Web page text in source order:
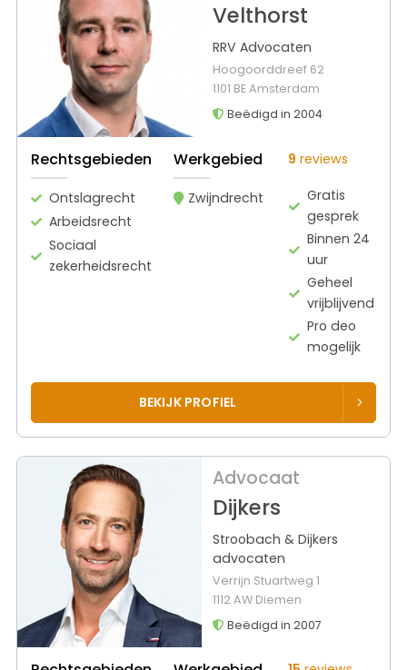
Velthorst
RRV Advocaten
Hoogoorddreef 62
1101 BE Amsterdam
Beëdigd in 2004
Rechtsgebieden
Ontslagrecht
Arbeidsrecht
Sociaal
zekerheidsrecht
Werkgebied
Zwijndrecht
9 reviews
Gratis
gesprek
Binnen 24
uur
Geheel
vrijblijvend
Pro deo
mogelijk
BEKIJK PROFIEL
Advocaat
Dijkers
Stroobach & Dijkers
advocaten
Verrijn Stuartweg 1
1112 AW Diemen
Beëdigd in 2007